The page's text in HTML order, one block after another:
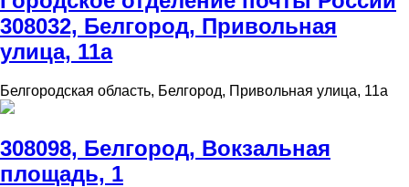
308032, Белгород, Привольная
улица, 11а
Белгородская область, Белгород, Привольная улица, 11а
308098, Белгород, Вокзальная
площадь, 1